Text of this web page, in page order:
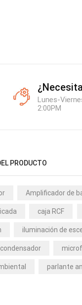
Lunes-
2:00PM
PRODUCTO
Amplificador de
caja RCF
iluminación de
parlante